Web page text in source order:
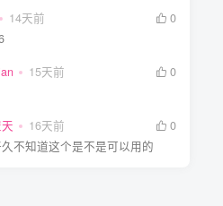
14天前
0
15天前
0
16天前
0
不知道这个是不是可以用的